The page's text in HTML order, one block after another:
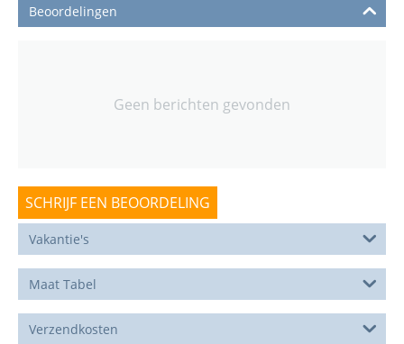
Beoordelingen
Geen berichten gevonden
SCHRIJF EEN BEOORDELING
Vakantie's
Maat Tabel
Verzendkosten